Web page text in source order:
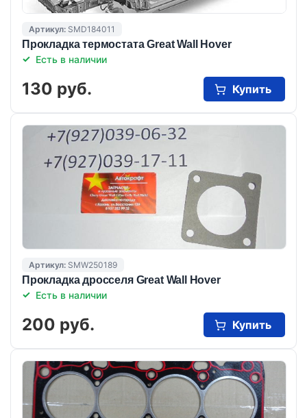
Артикул: SMD184011
Прокладка термостата Great Wall Hover
Есть в наличии
130 руб. Купить
Артикул: SMW250189
Прокладка дросселя Great Wall Hover
Есть в наличии
200 руб. Купить